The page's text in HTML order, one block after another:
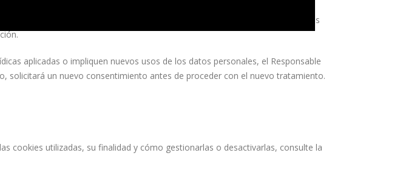
adaptarla a novedades legislativas, jurisprudenciales o de índole técnica. Los
aplicadas o impliquen nuevos usos de los datos personales, el Responsable
solicitará un nuevo consentimiento antes de proceder con el nuevo tratamiento.
cookies utilizadas, su finalidad y cómo gestionarlas o desactivarlas, consulte la